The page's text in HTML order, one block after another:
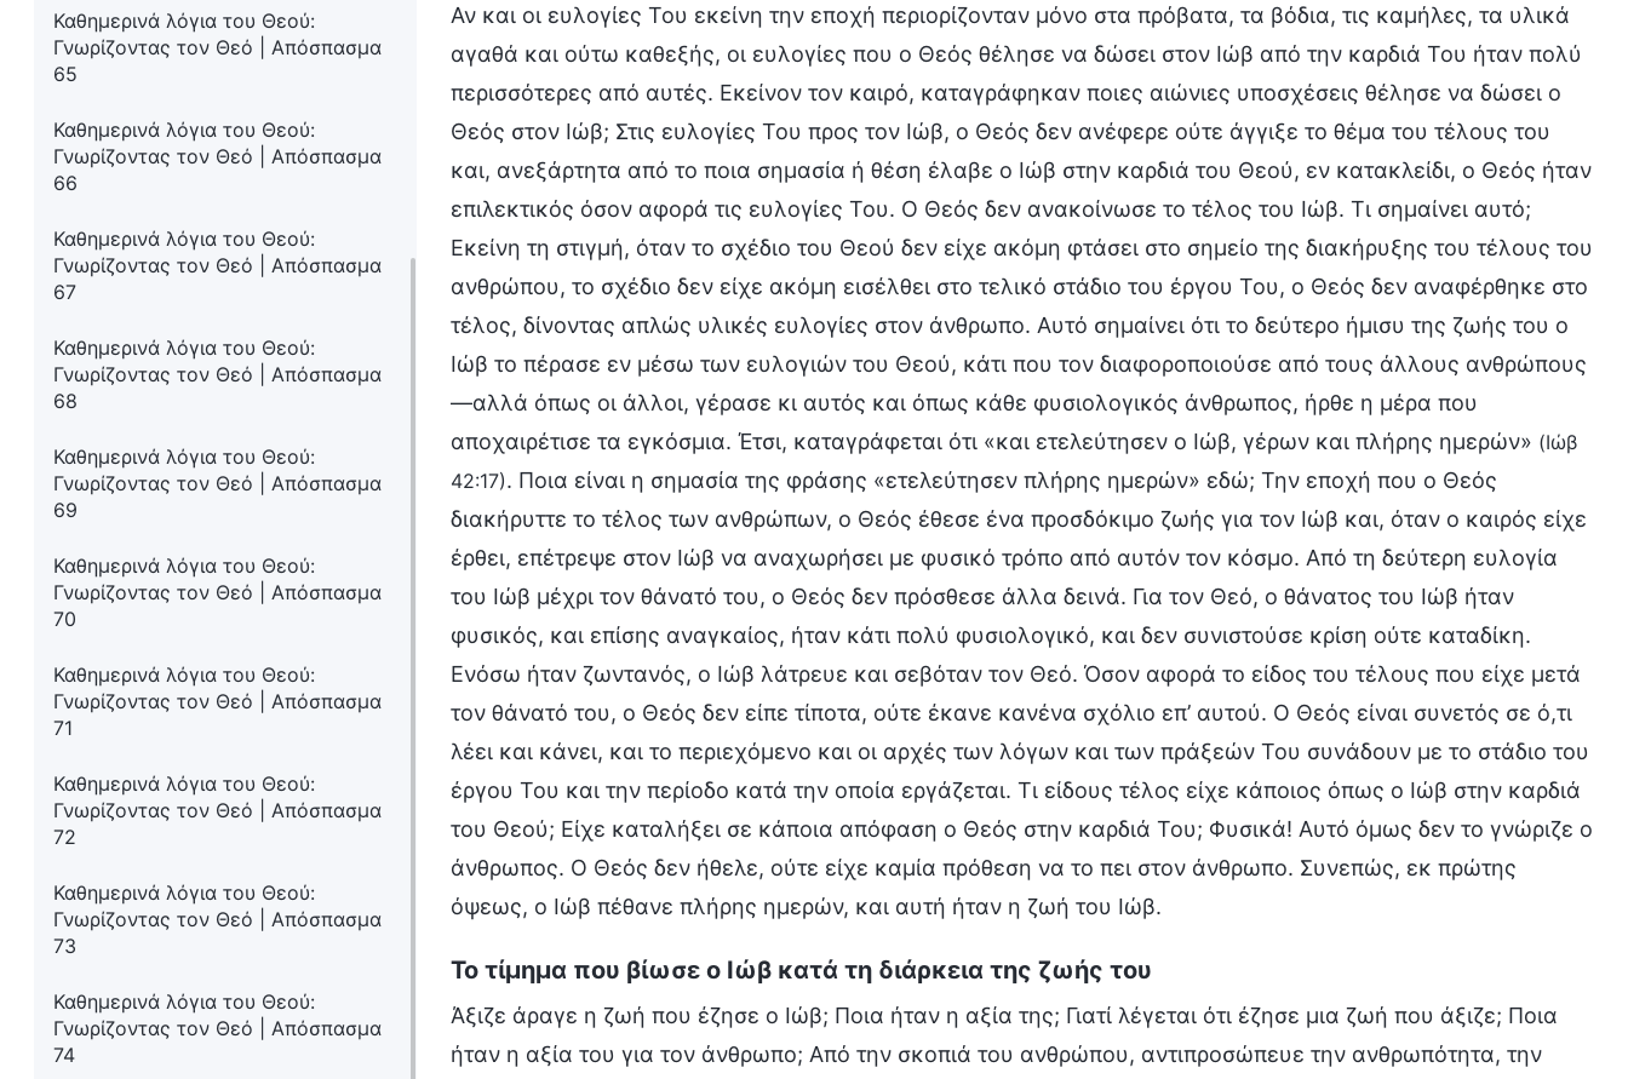
Καθημερινά λόγια του Θεού:
Γνωρίζοντας τον Θεό | Απόσπασμα
65
Καθημερινά λόγια του Θεού:
Γνωρίζοντας τον Θεό | Απόσπασμα
66
Καθημερινά λόγια του Θεού:
Γνωρίζοντας τον Θεό | Απόσπασμα
67
Καθημερινά λόγια του Θεού:
Γνωρίζοντας τον Θεό | Απόσπασμα
68
Καθημερινά λόγια του Θεού:
Γνωρίζοντας τον Θεό | Απόσπασμα
69
Καθημερινά λόγια του Θεού:
Γνωρίζοντας τον Θεό | Απόσπασμα
70
Καθημερινά λόγια του Θεού:
Γνωρίζοντας τον Θεό | Απόσπασμα
71
Καθημερινά λόγια του Θεού:
Γνωρίζοντας τον Θεό | Απόσπασμα
72
Καθημερινά λόγια του Θεού:
Γνωρίζοντας τον Θεό | Απόσπασμα
73
Καθημερινά λόγια του Θεού:
Γνωρίζοντας τον Θεό | Απόσπασμα
74
Αν και οι ευλογίες Του εκείνη την εποχή περιορίζονταν μόνο στα πρόβατα, τα βόδια, τις καμήλες, τα υλικά
αγαθά και ούτω καθεξής, οι ευλογίες που ο Θεός θέλησε να δώσει στον Ιώβ από την καρδιά Του ήταν πολύ
περισσότερες από αυτές. Εκείνον τον καιρό, καταγράφηκαν ποιες αιώνιες υποσχέσεις θέλησε να δώσει ο
Θεός στον Ιώβ; Στις ευλογίες Του προς τον Ιώβ, ο Θεός δεν ανέφερε ούτε άγγιξε το θέμα του τέλους του
και, ανεξάρτητα από το ποια σημασία ή θέση έλαβε ο Ιώβ στην καρδιά του Θεού, εν κατακλείδι, ο Θεός ήταν
επιλεκτικός όσον αφορά τις ευλογίες Του. Ο Θεός δεν ανακοίνωσε το τέλος του Ιώβ. Τι σημαίνει αυτό;
Εκείνη τη στιγμή, όταν το σχέδιο του Θεού δεν είχε ακόμη φτάσει στο σημείο της διακήρυξης του τέλους του
ανθρώπου, το σχέδιο δεν είχε ακόμη εισέλθει στο τελικό στάδιο του έργου Του, ο Θεός δεν αναφέρθηκε στο
τέλος, δίνοντας απλώς υλικές ευλογίες στον άνθρωπο. Αυτό σημαίνει ότι το δεύτερο ήμισυ της ζωής του ο
Ιώβ το πέρασε εν μέσω των ευλογιών του Θεού, κάτι που τον διαφοροποιούσε από τους άλλους ανθρώπους
—αλλά όπως οι άλλοι, γέρασε κι αυτός και όπως κάθε φυσιολογικός άνθρωπος, ήρθε η μέρα που
αποχαιρέτισε τα εγκόσμια. Έτσι, καταγράφεται ότι «και ετελεύτησεν ο Ιώβ, γέρων και πλήρης ημερών» (Ιώβ
42:17). Ποια είναι η σημασία της φράσης «ετελεύτησεν πλήρης ημερών» εδώ; Την εποχή που ο Θεός
διακήρυττε το τέλος των ανθρώπων, ο Θεός έθεσε ένα προσδόκιμο ζωής για τον Ιώβ και, όταν ο καιρός είχε
έρθει, επέτρεψε στον Ιώβ να αναχωρήσει με φυσικό τρόπο από αυτόν τον κόσμο. Από τη δεύτερη ευλογία
του Ιώβ μέχρι τον θάνατό του, ο Θεός δεν πρόσθεσε άλλα δεινά. Για τον Θεό, ο θάνατος του Ιώβ ήταν
φυσικός, και επίσης αναγκαίος, ήταν κάτι πολύ φυσιολογικό, και δεν συνιστούσε κρίση ούτε καταδίκη.
Ενόσω ήταν ζωντανός, ο Ιώβ λάτρευε και σεβόταν τον Θεό. Όσον αφορά το είδος του τέλους που είχε μετά
τον θάνατό του, ο Θεός δεν είπε τίποτα, ούτε έκανε κανένα σχόλιο επ’ αυτού. Ο Θεός είναι συνετός σε ό,τι
λέει και κάνει, και το περιεχόμενο και οι αρχές των λόγων και των πράξεών Του συνάδουν με το στάδιο του
έργου Του και την περίοδο κατά την οποία εργάζεται. Τι είδους τέλος είχε κάποιος όπως ο Ιώβ στην καρδιά
του Θεού; Είχε καταλήξει σε κάποια απόφαση ο Θεός στην καρδιά Του; Φυσικά! Αυτό όμως δεν το γνώριζε ο
άνθρωπος. Ο Θεός δεν ήθελε, ούτε είχε καμία πρόθεση να το πει στον άνθρωπο. Συνεπώς, εκ πρώτης
όψεως, ο Ιώβ πέθανε πλήρης ημερών, και αυτή ήταν η ζωή του Ιώβ.
Το τίμημα που βίωσε ο Ιώβ κατά τη διάρκεια της ζωής του
Άξιζε άραγε η ζωή που έζησε ο Ιώβ; Ποια ήταν η αξία της; Γιατί λέγεται ότι έζησε μια ζωή που άξιζε; Ποια
ήταν η αξία του για τον άνθρωπο; Από την σκοπιά του ανθρώπου, αντιπροσώπευε την ανθρωπότητα, την